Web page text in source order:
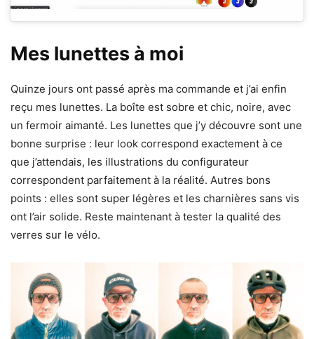
Mes lunettes à moi
Quinze jours ont passé après ma commande et j’ai enfin
reçu mes lunettes. La boîte est sobre et chic, noire, avec
un fermoir aimanté. Les lunettes que j’y découvre sont une
bonne surprise : leur look correspond exactement à ce
que j’attendais, les illustrations du configurateur
correspondent parfaitement à la réalité. Autres bons
points : elles sont super légères et les charnières sans vis
ont l’air solide. Reste maintenant à tester la qualité des
verres sur le vélo.